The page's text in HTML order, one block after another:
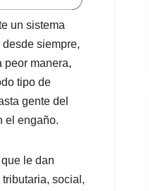
un sistema
siempre,
peor manera,
tipo de
gente del
el engaño.
le dan
social,